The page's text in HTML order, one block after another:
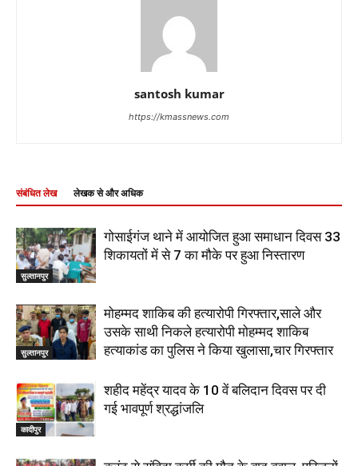
santosh kumar
https://kmassnews.com
संबंधित लेख लेखक से और अधिक
सुल्तानपुर
गोसाईगंज थाने में आयोजित हुआ समाधान दिवस 33
शिकायतों में से 7 का मौके पर हुआ निस्तारण
सुल्तानपुर
मोहम्मद शाकिब की हत्यारोपी गिरफ्तार,साले और
उसके साथी निकले हत्यारोपी मोहम्मद शाकिब
हत्याकांड का पुलिस ने किया खुलासा,चार गिरफ्तार
कादीपुर
शहीद महेंद्र यादव के 10 वें बलिदान दिवस पर दी
गई भावपूर्ण श्रद्धांजलि